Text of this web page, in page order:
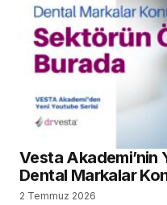
Vesta Akademi’nin
Dental Markalar
2 Temmuz 2026